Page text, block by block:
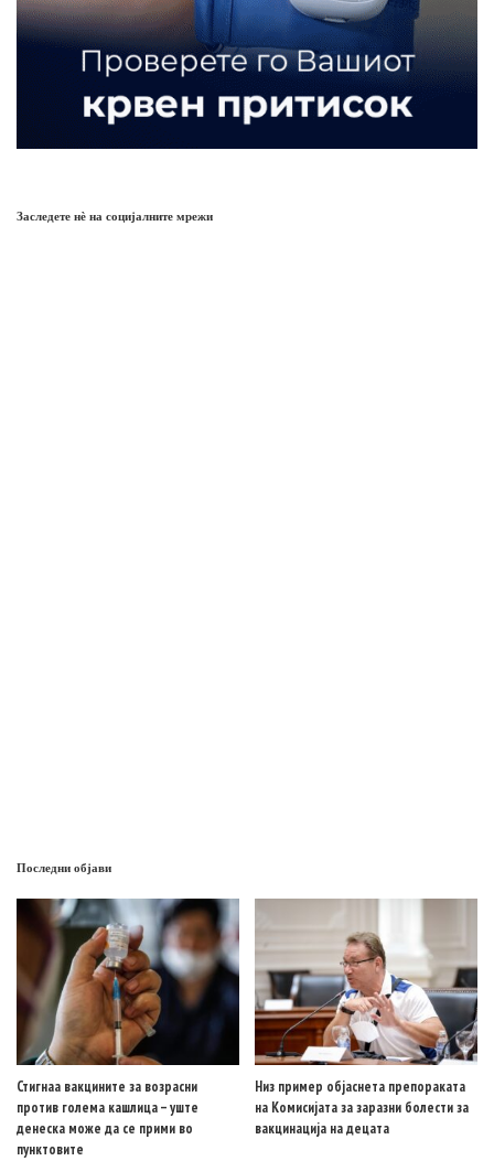
Заследете нѐ на социјалните мрежи
Последни објави
Стигнаа вакцините за возрасни
против голема кашлица – уште
денеска може да се прими во
пунктовите
Низ пример објаснета препораката
на Комисијата за заразни болести за
вакцинација на децата